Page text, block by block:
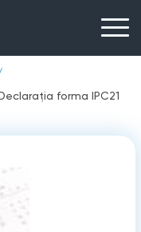
forma IPC21